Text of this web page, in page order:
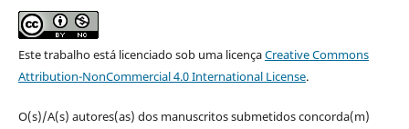
Este trabalho está licenciado sob uma licençaCreative Commons
Attribution-NonCommercial 4.0 International License.
O(s)/A(s) autores(as) dos manuscritos submetidos concorda(m)